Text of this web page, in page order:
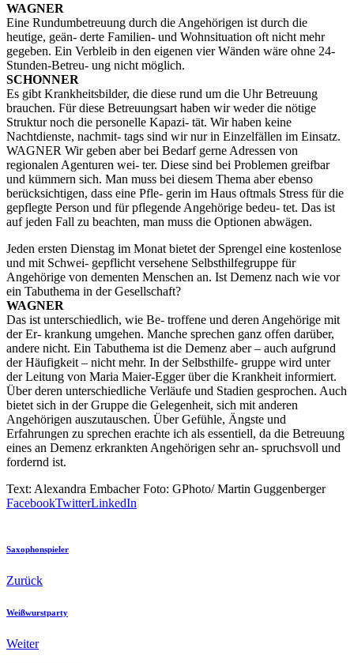
WAGNER
Eine Rundumbetreuung durch die Angehörigen ist durch die
heutige, geän- derte Familien- und Wohnsituation oft nicht mehr
gegeben. Ein Verbleib in den eigenen vier Wänden wäre ohne 24-
Stunden-Betreu- ung nicht möglich.
SCHONNER
Es gibt Krankheitsbilder, die diese rund um die Uhr Betreuung
brauchen. Für diese Betreuungsart haben wir weder die nötige
Struktur noch die personelle Kapazi- tät. Wir haben keine
Nachtdienste, nachmit- tags sind wir nur in Einzelfällen im Einsatz.
WAGNER Wir geben aber bei Bedarf gerne Adressen von
regionalen Agenturen wei- ter. Diese sind bei Problemen greifbar
und kümmern sich. Man muss bei diesem Thema aber ebenso
berücksichtigen, dass eine Pfle- gerin im Haus oftmals Stress für die
gepflegte Person und für pflegende Angehörige bedeu- tet. Das ist
auf jeden Fall zu beachten, man muss die Optionen abwägen.
Jeden ersten Dienstag im Monat bietet der Sprengel eine kostenlose
und mit Schwei- gepflicht versehene Selbsthilfegruppe für
Angehörige von dementen Menschen an. Ist Demenz nach wie vor
ein Tabuthema in der Gesellschaft?
WAGNER
Das ist unterschiedlich, wie Be- troffene und deren Angehörige mit
der Er- krankung umgehen. Manche sprechen ganz offen darüber,
andere nicht. Ein Tabuthema ist die Demenz aber – auch aufgrund
der Häufigkeit – nicht mehr. In der Selbsthilfe- gruppe wird unter
der Leitung von Maria Maier-Egger über die Krankheit informiert.
Über deren unterschiedliche Verläufe und Stadien gesprochen. Auch
bietet sich in der Gruppe die Gelegenheit, sich mit anderen
Angehörigen auszutauschen. Über Gefühle, Ängste und
Erfahrungen zu sprechen erachte ich als essentiell, da die Betreuung
eines an Demenz erkrankten Angehörigen sehr an- spruchsvoll und
fordernd ist.
Text: Alexandra Embacher Foto: GPhoto/ Martin Guggenberger
FacebookTwitterLinkedIn
Saxophonspieler
Zurück
Weißwurstparty
Weiter